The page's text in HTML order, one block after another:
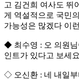
고 김건희 여사도 뛰
게 역설적으로 국민
가능성은 많겠다 이
◆ 최수영 : 오 의원님
인트가 있다고 보세
◇ 오신환 : 네 내일부